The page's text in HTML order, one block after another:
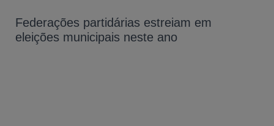
Federações partidárias estreiam em
eleições municipais neste ano